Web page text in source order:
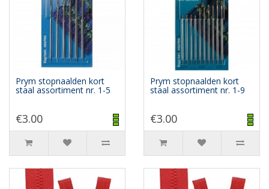
Prym stopnaalden kort
staal assortiment nr. 1-5
€3.00
Prym stopnaalden kort
staal assortiment nr. 1-9
€3.00